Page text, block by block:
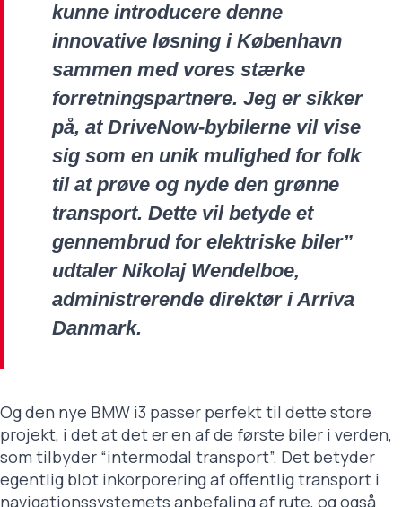
kunne introducere denne
innovative løsning i København
sammen med vores stærke
forretningspartnere. Jeg er sikker
på, at DriveNow-bybilerne vil vise
sig som en unik mulighed for folk
til at prøve og nyde den grønne
transport. Dette vil betyde et
gennembrud for elektriske biler”
udtaler Nikolaj Wendelboe,
administrerende direktør i Arriva
Danmark.
Og den nye BMW i3 passer perfekt til dette store
projekt, i det at det er en af de første biler i verden,
som tilbyder “intermodal transport”. Det betyder
egentlig blot inkorporering af offentlig transport i
navigationssystemets anbefaling af rute, og også